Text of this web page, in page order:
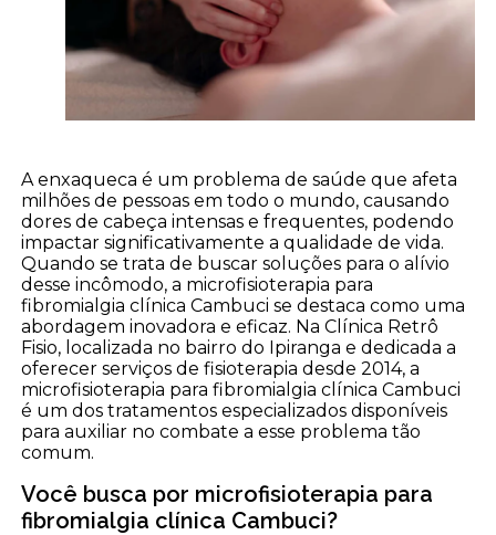
A enxaqueca é um problema de saúde que afeta
milhões de pessoas em todo o mundo, causando
dores de cabeça intensas e frequentes, podendo
impactar significativamente a qualidade de vida.
Quando se trata de buscar soluções para o alívio
desse incômodo, a microfisioterapia para
fibromialgia clínica Cambuci se destaca como uma
abordagem inovadora e eficaz. Na Clínica Retrô
Fisio, localizada no bairro do Ipiranga e dedicada a
oferecer serviços de fisioterapia desde 2014, a
microfisioterapia para fibromialgia clínica Cambuci
é um dos tratamentos especializados disponíveis
para auxiliar no combate a esse problema tão
comum.
Você busca por microfisioterapia para
fibromialgia clínica Cambuci?